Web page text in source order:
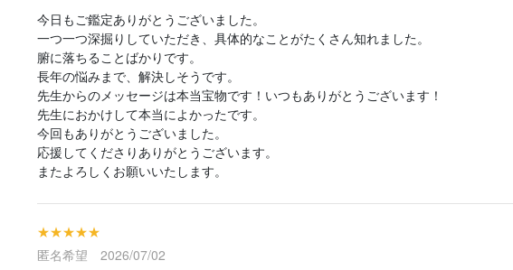
今日もご鑑定ありがとうございました。
一つ一つ深掘りしていただき、具体的なことがたくさん知れました。
腑に落ちることばかりです。
長年の悩みまで、解決しそうです。
先生からのメッセージは本当宝物です！いつもありがとうございます！
先生におかけして本当によかったです。
今回もありがとうございました。
応援してくださりありがとうございます。
またよろしくお願いいたします。
★★★★★
匿名希望 2026/07/02